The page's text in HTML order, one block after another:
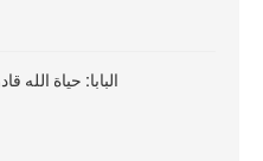
البابا: حياة الله